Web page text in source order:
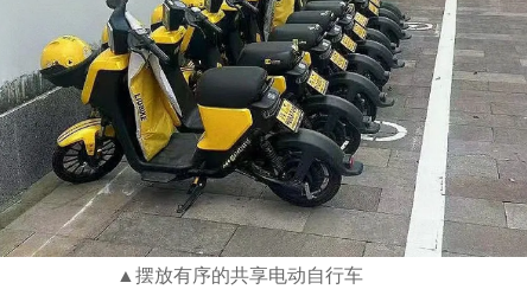
▲摆放有序的共享电动自行车